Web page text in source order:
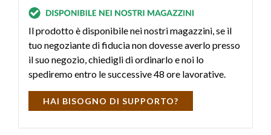
Il prodotto è disponibile nei nostri magazzini, se il
tuo negoziante di fiducia non dovesse averlo presso
il suo negozio, chiedigli di ordinarlo e noi lo
spediremo entro le successive 48 ore lavorative.
HAI BISOGNO DI SUPPORTO?